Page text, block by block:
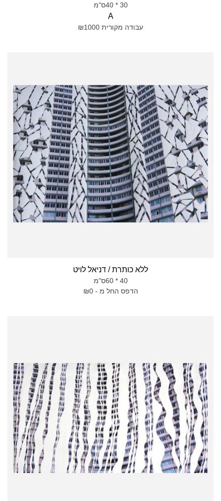
30 * 40ס"מ
A
עבודה מקורית ₪1000
ללא כותרת / דניאל לויט
40 * 60ס"מ
הדפס החל מ - ₪0